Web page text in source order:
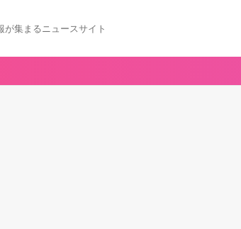
集まるニュースサイト